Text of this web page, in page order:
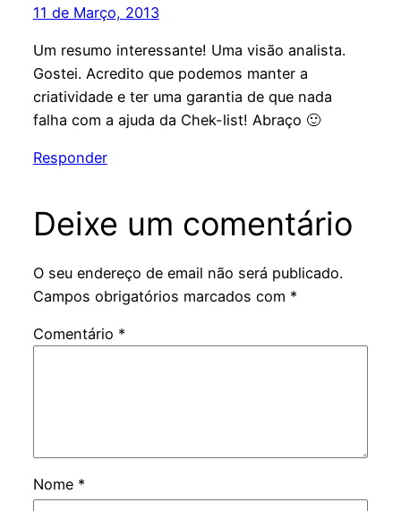
11 de Março, 2013
Um resumo interessante! Uma visão analista.
Gostei. Acredito que podemos manter a
criatividade e ter uma garantia de que nada
falha com a ajuda da Chek-list! Abraço 🙂
Responder
Deixe um comentário
O seu endereço de email não será publicado.
Campos obrigatórios marcados com *
Comentário *
Nome *